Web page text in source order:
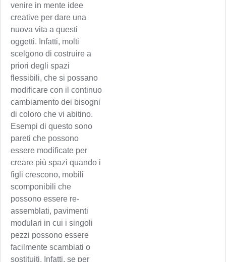
venire in mente idee
creative per dare una
nuova vita a questi
oggetti. Infatti, molti
scelgono di costruire a
priori degli spazi
flessibili, che si possano
modificare con il continuo
cambiamento dei bisogni
di coloro che vi abitino.
Esempi di questo sono
pareti che possono
essere modificate per
creare più spazi quando i
figli crescono, mobili
scomponibili che
possono essere re-
assemblati, pavimenti
modulari in cui i singoli
pezzi possono essere
facilmente scambiati o
sostituiti. Infatti, se per